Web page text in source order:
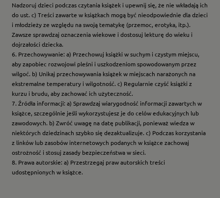
Nadzoruj dzieci podczas czytania książek i upewnij się, że nie wkładają ich
do ust. c) Treści zawarte w książkach mogą być nieodpowiednie dla dzieci
i młodzieży ze względu na swoją tematykę (przemoc, erotyka, itp.).
Zawsze sprawdzaj oznaczenia wiekowe i dostosuj lekturę do wieku i
dojrzałości dziecka.
6. Przechowywanie: a) Przechowuj książki w suchym i czystym miejscu,
aby zapobiec rozwojowi pleśni i uszkodzeniom spowodowanym przez
wilgoć. b) Unikaj przechowywania książek w miejscach narażonych na
ekstremalne temperatury i wilgotność. c) Regularnie czyść książki z
kurzu i brudu, aby zachować ich użyteczność.
7. Źródła informacji: a) Sprawdzaj wiarygodność informacji zawartych w
książce, szczególnie jeśli wykorzystujesz je do celów edukacyjnych lub
zawodowych. b) Zwróć uwagę na datę publikacji, ponieważ wiedza w
niektórych dziedzinach szybko się dezaktualizuje. c) Podczas korzystania
z linków lub zasobów internetowych podanych w książce zachowaj
ostrożność i stosuj zasady bezpieczeństwa w sieci.
8. Prawa autorskie: a) Przestrzegaj praw autorskich treści
udostępnionych w książce.